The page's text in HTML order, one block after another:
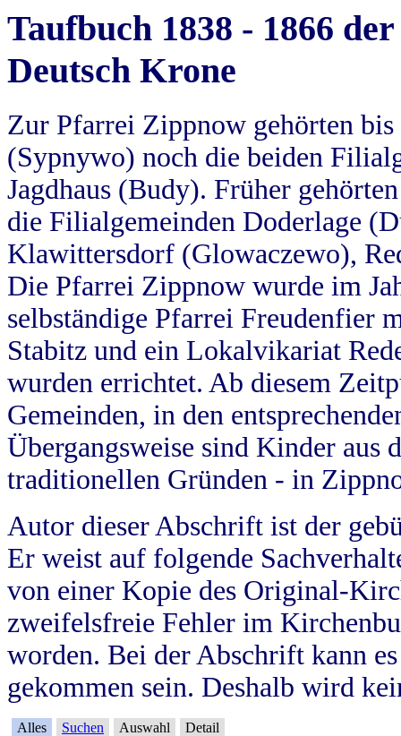
Taufbuch 1838 - 1866
Deutsch Krone
Zur Pfarrei Zippnow gehörten
(Sypnywo) noch die beiden
Jagdhaus (Budy). Früher
die Filialgemeinden Doderlage
Klawittersdorf (Glowaczewo),
Die Pfarrei Zippnow wurde im
selbständige Pfarrei Freudenfier
Stabitz und ein Lokalvikariat
wurden errichtet. Ab diesem
Gemeinden, in den
Übergangsweise sind Kinder aus
traditionellen Gründen - in
Autor dieser Abschrift ist der
Er weist auf folgende
von einer Kopie des Original-
zweifelsfreie Fehler im
worden. Bei der Abschrift kann
gekommen sein. Deshalb wird
Alles Suchen Auswahl Detail